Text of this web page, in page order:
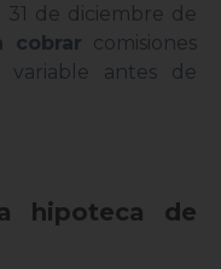
de diciembre de
cobrar comisiones
antes de
hipoteca de